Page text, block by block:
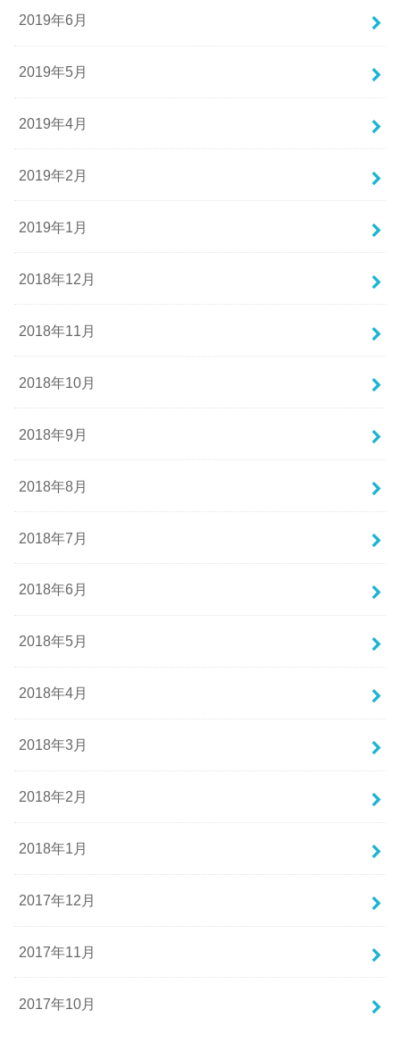
2019年6月
2019年5月
2019年4月
2019年2月
2019年1月
2018年12月
2018年11月
2018年10月
2018年9月
2018年8月
2018年7月
2018年6月
2018年5月
2018年4月
2018年3月
2018年2月
2018年1月
2017年12月
2017年11月
2017年10月